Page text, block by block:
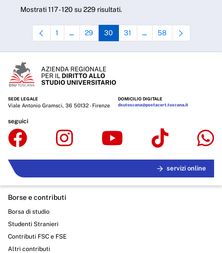
Mostrati 117 - 120 su 229 risultati.
Pagina
1 ...Pagine intermedie Use TAB to navigate.
Pagina
29 Pagina
30 Pagina
31 ...Pagine intermedie Use
Pagina
58
SEDE LEGALE
Viale Antonio Gramsci, 36 50132 - Firenze
DOMICILIO DIGITALE
dsutoscana@postacert.toscana.it
seguici
servizi online
Borse e contributi
Borsa di studio
Studenti Stranieri
Contributi FSC e FSE
Altri contributi